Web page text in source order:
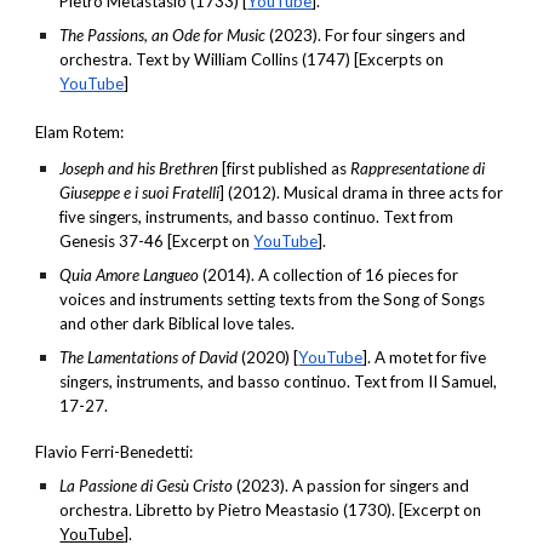
The Passions, an Ode for Music(2023). For four singers and
orchestra. Text by William Collins (1747) [Excerpts on
YouTube]
Elam Rotem:
Joseph and his Brethren [first published as Rappresentatione di
Giuseppe e i suoi Fratelli] (2012). Musical drama in three acts for
five singers, instruments, and basso continuo. Text from
Genesis 37-46 [Excerpt on YouTube].
Quia Amore Langueo(2014). A collection of 16 pieces for
voices and instruments setting texts from the Song of Songs
and other dark Biblical love tales.
The Lamentations of David(2020) [YouTube]. A motet for five
singers, instruments, and basso continuo. Text from II Samuel,
17-27.
Flavio Ferri-Benedetti:
La Passione di Gesù Cristo(2023). A passion for singers and
orchestra. Libretto by Pietro Meastasio (1730). [Excerpt on
YouTube].